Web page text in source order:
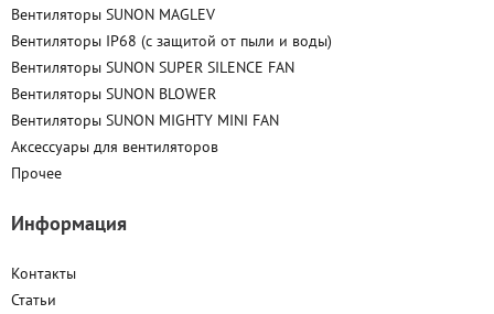
Вентиляторы SUNON MAGLEV
Вентиляторы IP68 (c защитой от пыли и воды)
Вентиляторы SUNON SUPER SILENCE FAN
Вентиляторы SUNON BLOWER
Вентиляторы SUNON MIGHTY MINI FAN
Аксессуары для вентиляторов
Прочее
Информация
Контакты
Статьи